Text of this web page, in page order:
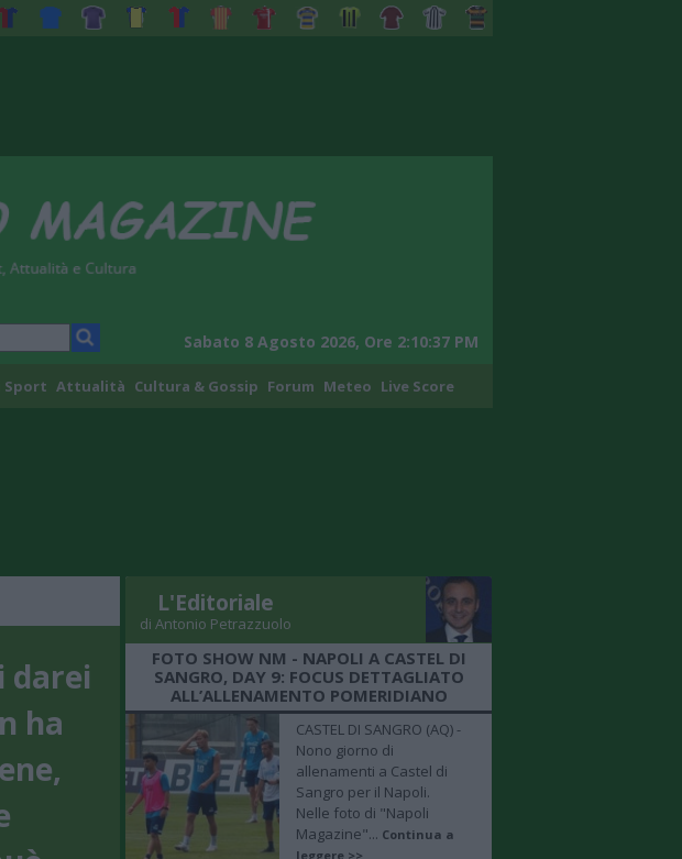
Sabato 8 Agosto 2026, Ore 2:10:38 PM
Attualità Cultura & Gossip Forum Meteo Live Score
darei
ha
L'Editoriale
di Antonio Petrazzuolo
FOTO SHOW NM - NAPOLI A CASTEL DI
SANGRO, DAY 9: FOCUS DETTAGLIATO
ALL’ALLENAMENTO POMERIDIANO
CASTEL DI SANGRO (AQ) -
Nono giorno di
allenamenti a Castel di
Sangro per il Napoli.
Nelle foto di "Napoli
Magazine"... Continua a
leggere >>